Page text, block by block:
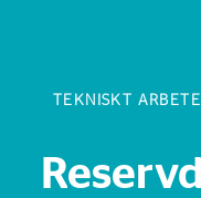
TEKNISKT ARBETE